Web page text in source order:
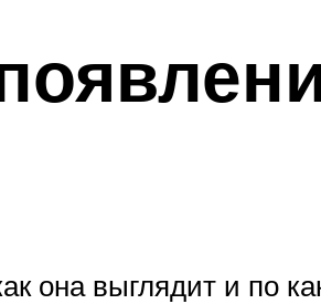
она выглядит и по